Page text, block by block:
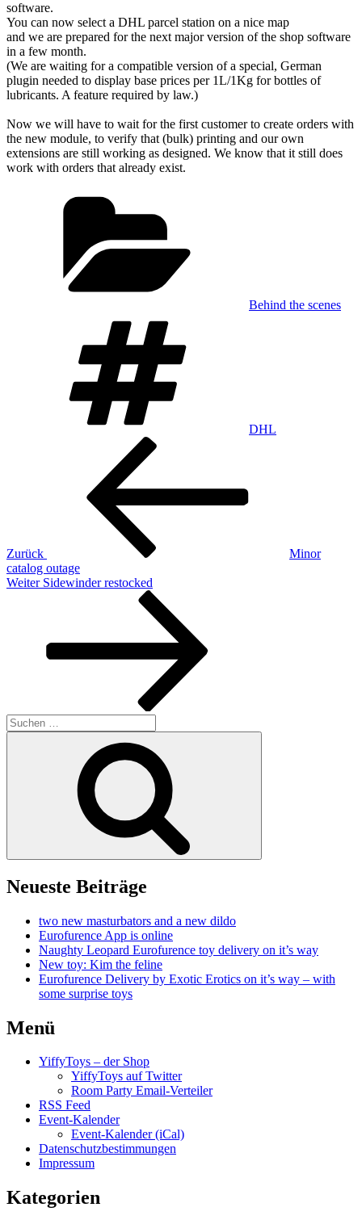
software.
You can now select a DHL parcel station on a nice map
and we are prepared for the next major version of the shop software
in a few month.
(We are waiting for a compatible version of a special, German
plugin needed to display base prices per 1L/1Kg for bottles of
lubricants. A feature required by law.)
Now we will have to wait for the first customer to create orders with
the new module, to verify that (bulk) printing and our own
extensions are still working as designed. We know that it still does
work with orders that already exist.
Behind the scenes
DHL
Beitragsnavigation
Zurück
Minor
catalog outage
Nächster
Weiter Sidewinder restocked
Suchen
nach:
Neueste Beiträge
two new masturbators and a new dildo
Eurofurence App is online
Naughty Leopard Eurofurence toy delivery on it’s way
New toy: Kim the feline
Eurofurence Delivery by Exotic Erotics on it’s way – with
some surprise toys
Menü
YiffyToys – der Shop
YiffyToys auf Twitter
Room Party Email-Verteiler
RSS Feed
Event-Kalender
Event-Kalender (iCal)
Datenschutzbestimmungen
Impressum
Kategorien